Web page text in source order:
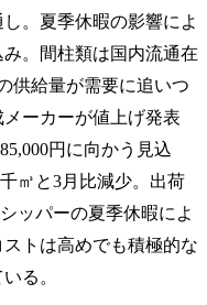
。夏季休暇の影響によ
。間柱類は国内流通在
供給量が需要に追いつ
ーカーが値上げ発表
円に向かう見込
㎥と3月比減少。出荷
ッパーの夏季休暇によ
トは高めでも積極的な
る。